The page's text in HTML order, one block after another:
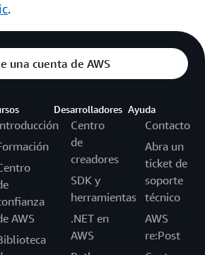
.
una cuenta de AWS
AWS
Desarrolladores
Centro
de
creadores
SDK y
herramientas
.NET en
AWS
Ayuda
Contacto
Abra un
ticket de
soporte
técnico
AWS
re:Post